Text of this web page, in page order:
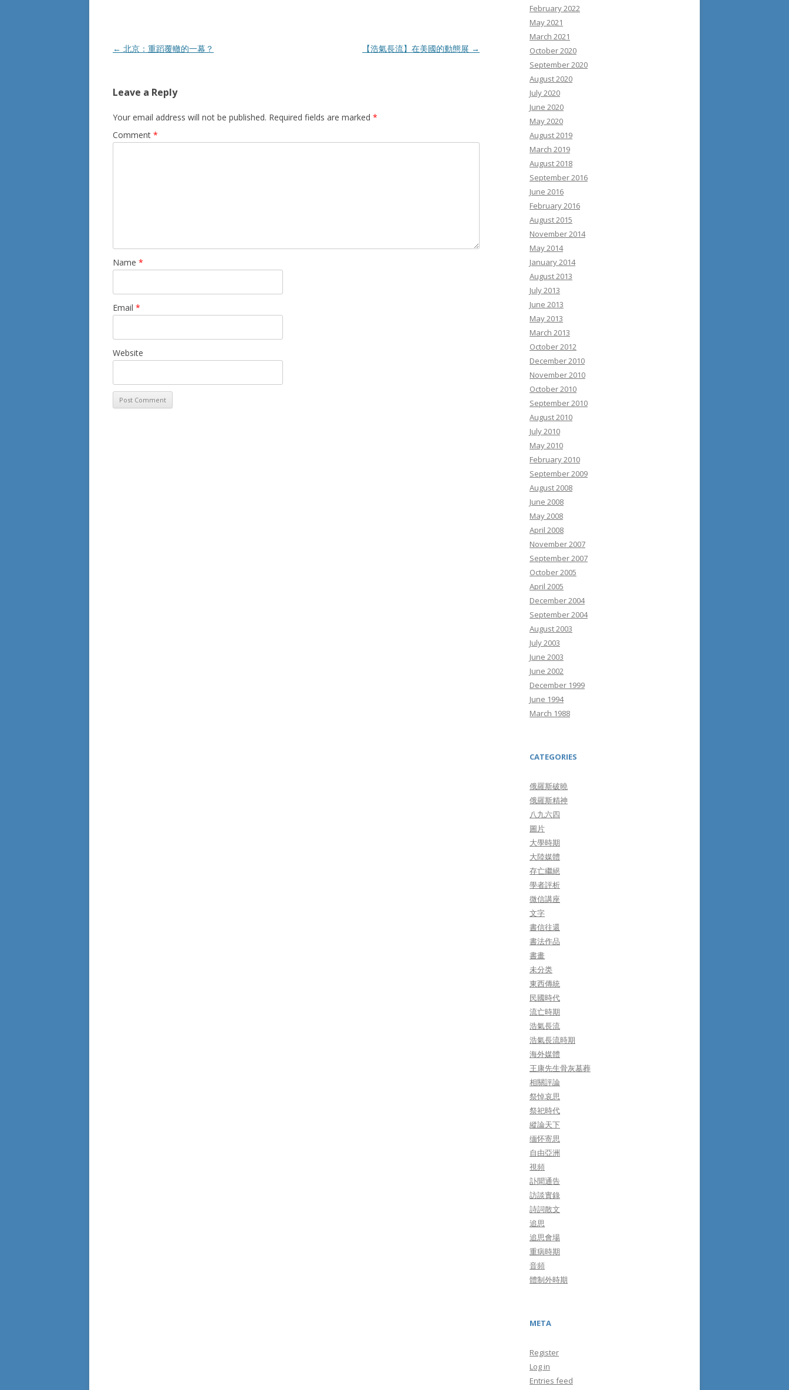
Post
← 北京：重蹈覆轍的一幕？ 【浩氣長流】在美國的動態展 →
Leave a Reply
Your email address will not be published. Required fields are marked *
Comment *
Name *
Email *
Website
February 2022
May 2021
March 2021
October 2020
September 2020
August 2020
July 2020
June 2020
May 2020
August 2019
March 2019
August 2018
September 2016
June 2016
February 2016
August 2015
November 2014
May 2014
January 2014
August 2013
July 2013
June 2013
May 2013
March 2013
October 2012
December 2010
November 2010
October 2010
September 2010
August 2010
July 2010
May 2010
February 2010
September 2009
August 2008
June 2008
May 2008
April 2008
November 2007
September 2007
October 2005
April 2005
December 2004
September 2004
August 2003
July 2003
June 2003
June 2002
December 1999
June 1994
March 1988
CATEGORIES
俄羅斯破曉
俄羅斯精神
八九六四
圖片
大學時期
大陸媒體
存亡繼絕
學者評析
微信講座
文字
書信往還
書法作品
書畫
未分类
東西傳統
民國時代
流亡時期
浩氣長流
浩氣長流時期
海外媒體
王康先生骨灰墓葬
相關評論
祭悼哀思
祭祀時代
縱論天下
缅怀寄思
自由亞洲
視頻
訃聞通告
訪談實錄
詩詞散文
追思
追思會場
重病時期
音頻
體制外時期
META
Register
Log in
Entries feed